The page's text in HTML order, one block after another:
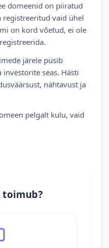
domeenid on piiratud
registreeritud vaid ühel
on kord võetud, ei ole
järele püsib
seas. Hästi
nähtavust ja
pelgalt kulu, vaid
toimub?